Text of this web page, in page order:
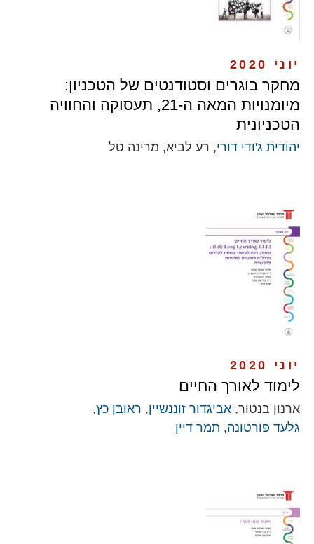
יוני 2020
מחקר בוגרים וסטודנטים של הטכניון:
מיומנויות המאה ה-21, תעסוקה והחוויה
הטכניונית
יהודית ג'ודי דורי, רע לביא, מרינה טל
יוני 2020
לימוד לאורך החיים
ארנון בנטור, אביגדור זוננשיין, ראובן כץ,
גלעד פורטונה, תמר דיין